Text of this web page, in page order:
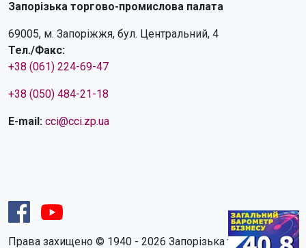
Запорізька торгово-промислова палата
69005, м. Запоріжжя, бул. Центральний, 4
Тел./Факс:
+38 (061) 224-69-47
+38 (050) 484-21-18
E-mail: cci@cci.zp.ua
Права захищено © 1940 - 2026 Запорізька торгово-